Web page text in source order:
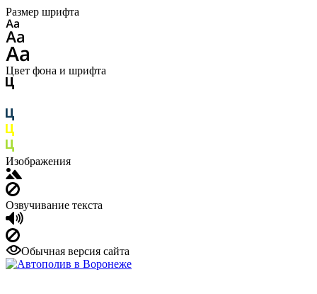
Размер шрифта
Цвет фона и шрифта
Изображения
Озвучивание текста
Обычная версия сайта